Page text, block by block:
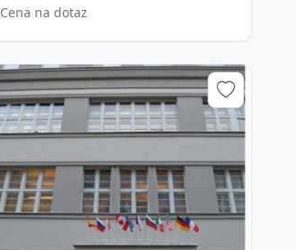
Cena na dotaz